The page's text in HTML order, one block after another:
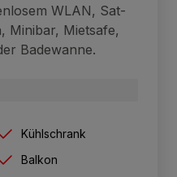
WLAN, Sat-
Minibar, Mietsafe,
Badewanne.
Kühlschrank
Balkon